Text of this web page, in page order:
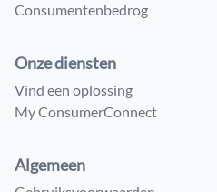
Consumenten​bedrog
Onze diensten
Vind een oplossing
My ConsumerConnect
Algemeen